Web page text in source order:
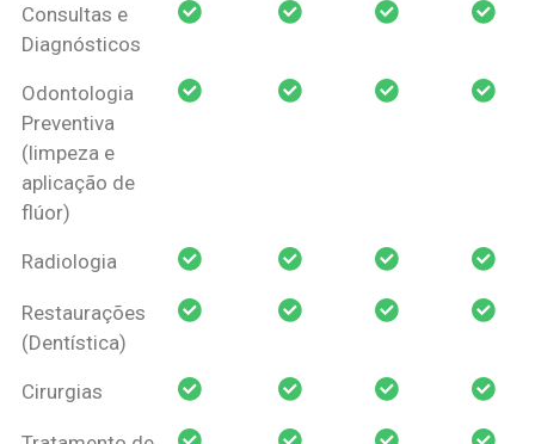
Pessoa Física
Consultas e
Diagnósticos
Odontologia
Preventiva
(limpeza e
aplicação de
flúor)
Radiologia
Restaurações
(Dentística)
Cirurgias